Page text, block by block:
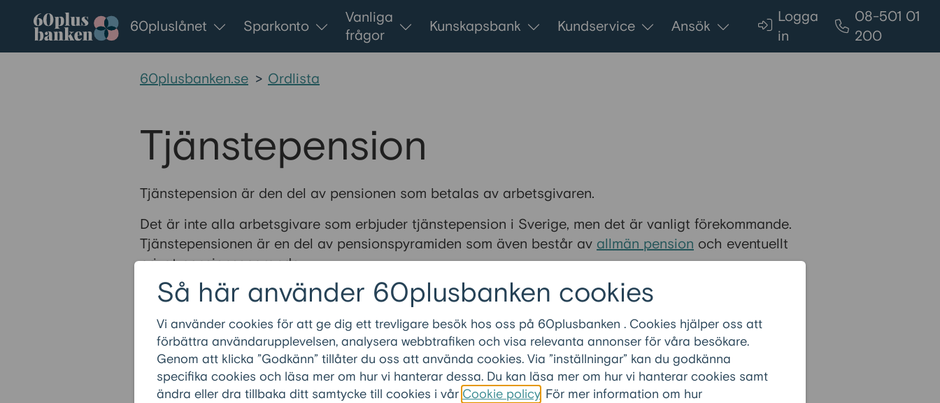
Så här använder 60plusbanken cookies
Vi använder cookies för att ge dig ett trevligare besök hos oss på 60plusbanken . Cookies hjälper oss att
förbättra användarupplevelsen, analysera webbtrafiken och visa relevanta annonser för våra besökare.
Genom att klicka ”Godkänn” tillåter du oss att använda cookies. Via ”inställningar” kan du godkänna
specifika cookies och läsa mer om hur vi hanterar dessa. Du kan läsa mer om hur vi hanterar cookies samt
ändra eller dra tillbaka ditt samtycke till cookies i vår Cookie policy . För mer information om hur
Gå till innehållet
60pluslånet Sparkonto
Vanliga
frågor
Kunskapsbank Kundservice Ansök
Logga
in
08-501 01
200
60plusbanken.se > Ordlista
Tjänstepension
Tjänstepension är den del av pensionen som betalas av arbetsgivaren.
Det är inte alla arbetsgivare som erbjuder tjänstepension i Sverige, men det är vanligt förekommande.
Tjänstepensionen är en del av pensionspyramiden som även består av allmän pension och eventuellt
privat pensionssparande.
Läs mer ompensionens olika delar här.
Tillbaka till ordlistan